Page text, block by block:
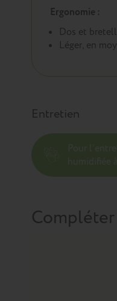
Ergonomie :
Dos et
Léger, en
Entretien